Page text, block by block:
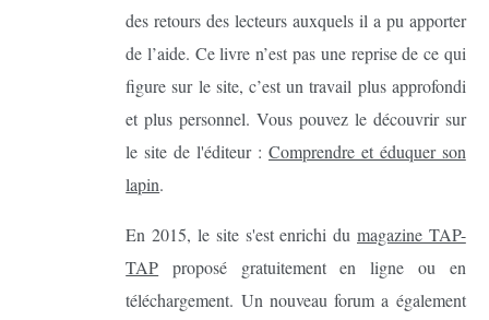
des retours des lecteurs auxquels il a pu apporter
de l’aide. Ce livre n’est pas une reprise de ce qui
figure sur le site, c’est un travail plus approfondi
et plus personnel. Vous pouvez le découvrir sur
le site de l'éditeur : Comprendre et éduquer son
lapin.
En 2015, le site s'est enrichi du magazine TAP-
TAP proposé gratuitement en ligne ou en
téléchargement. Un nouveau forum a également